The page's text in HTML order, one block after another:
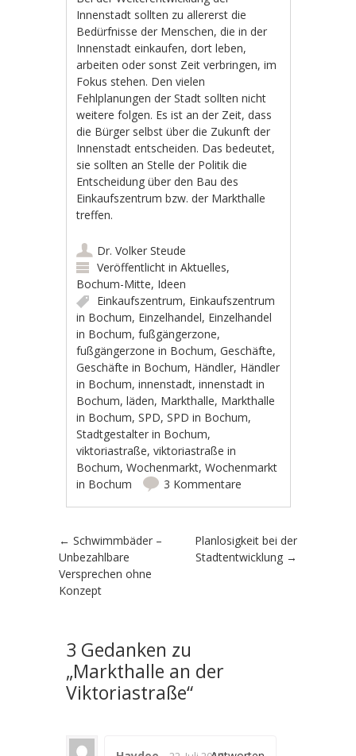
Innenstadt sollten zu allererst die
Bedürfnisse der Menschen, die in der
Innenstadt einkaufen, dort leben,
arbeiten oder sonst Zeit verbringen, im
Fokus stehen. Den vielen
Fehlplanungen der Stadt sollten nicht
weitere folgen. Es ist an der Zeit, dass
die Bürger selbst über die Zukunft der
Innenstadt entscheiden. Das bedeutet,
sie sollten an Stelle der Politik die
Entscheidung über den Bau des
Einkaufszentrum bzw. der Markthalle
treffen.
Dr. Volker Steude
Veröffentlicht inAktuelles,
Bochum-Mitte, Ideen
Einkaufszentrum, Einkaufszentrum
in Bochum, Einzelhandel, Einzelhandel
in Bochum,fußgängerzone,
fußgängerzone in Bochum,Geschäfte,
Geschäfte in Bochum, Händler, Händler
in Bochum,innenstadt,innenstadt in
Bochum,läden, Markthalle, Markthalle
in Bochum,SPD,SPD in Bochum,
Stadtgestalter in Bochum,
viktoriastraße,viktoriastraße in
Bochum,Wochenmarkt,Wochenmarkt
in Bochum
3 Kommentare
Artikel-Navigation
← Schwimmbäder –
Unbezahlbare
Versprechen ohne
Konzept
Planlosigkeit bei der
Stadtentwicklung →
3 Gedanken zu
„Markthalle an der
Viktoriastraße“